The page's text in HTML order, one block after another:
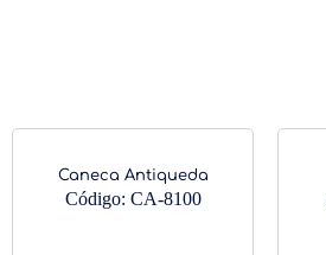
Caneca Antiqueda
Código: CA-8100